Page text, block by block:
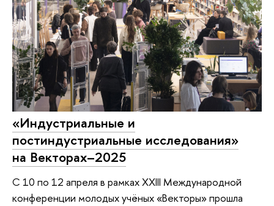
«Индустриальные и
постиндустриальные исследования»
на Векторах–2025
С 10 по 12 апреля в рамках XXIII Международной
конференции молодых учёных «Векторы» прошла